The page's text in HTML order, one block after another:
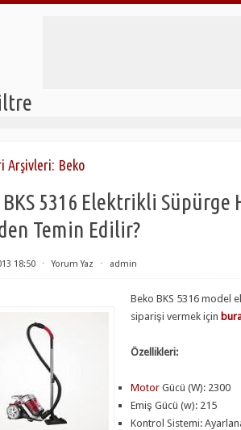
Arşivleri: Beko
BKS 5316 Elektrikli Süpürge
Temin Edilir?
18:50 ⋅ Yorum Yaz ⋅ admin
Beko BKS 5316 model
siparişi vermek için
Özellikleri:
Motor Gücü (W): 2300
Emiş Gücü (w): 215
Kontrol Sistemi: